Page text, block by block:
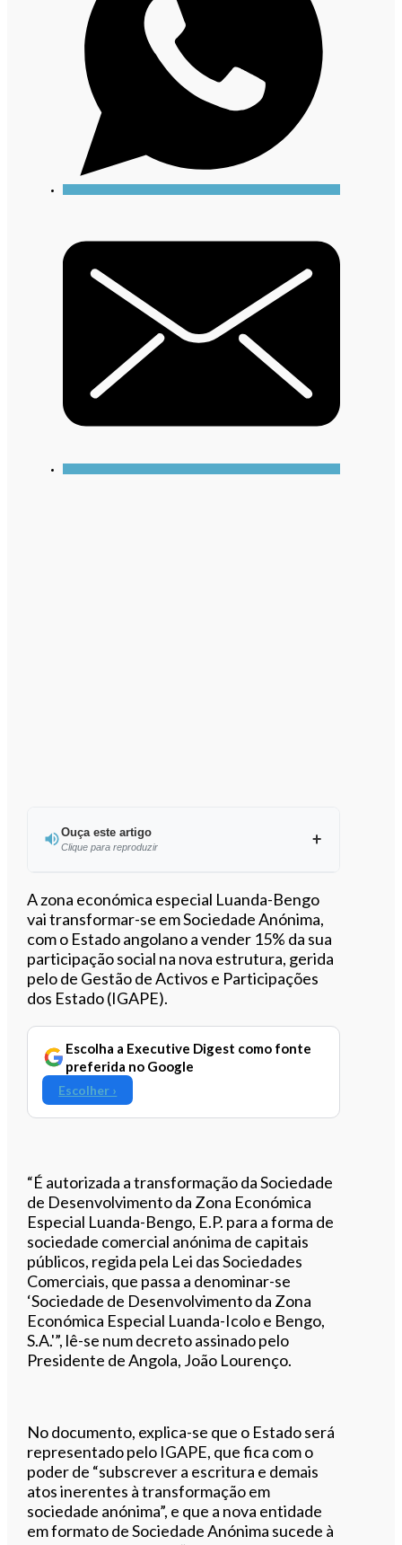
Ouça este artigo
Clique para reproduzir
Ouvir este artigo
A zona económica especial Luanda-Bengo
vai transformar-se em Sociedade Anónima,
com o Estado angolano a vender 15% da sua
participação social na nova estrutura, gerida
pelo de Gestão de Activos e Participações
dos Estado (IGAPE).
Escolha a Executive Digest como fonte
preferida no Google
Escolher ›
“É autorizada a transformação da Sociedade
de Desenvolvimento da Zona Económica
Especial Luanda-Bengo, E.P. para a forma de
sociedade comercial anónima de capitais
públicos, regida pela Lei das Sociedades
Comerciais, que passa a denominar-se
‘Sociedade de Desenvolvimento da Zona
Económica Especial Luanda-Icolo e Bengo,
S.A.'”, lê-se num decreto assinado pelo
Presidente de Angola, João Lourenço.
No documento, explica-se que o Estado será
representado pelo IGAPE, que fica com o
poder de “subscrever a escritura e demais
atos inerentes à transformação em
sociedade anónima”, e que a nova entidade
em formato de Sociedade Anónima sucede à